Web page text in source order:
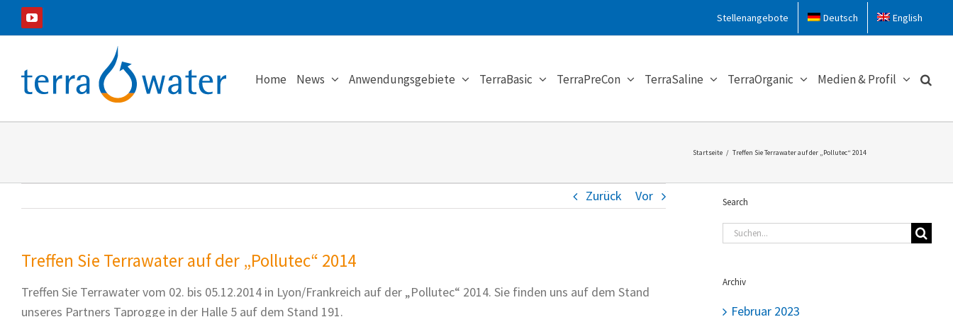
Zum
InhaltYouTube Stellenangebote Deutsch English
Home News Anwendungsgebiete TerraBasic TerraPreCon TerraSaline TerraOrganic Medien & Profil
Startseite / Treffen Sie Terrawater auf der „Pollutec“ 2014
Zurück Vor
Treffen Sie Terrawater auf der „Pollutec“ 2014
Treffen Sie Terrawater vom 02. bis 05.12.2014 in Lyon/Frankreich auf der „Pollutec“ 2014. Sie finden uns auf dem Stand
unseres Partners Taprogge in der Halle 5 auf dem Stand 191.
Search
Suche
Archiv
Februar 2023